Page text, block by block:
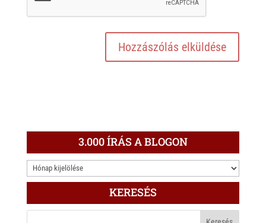
3.000 ÍRÁS A BLOGON
3.000
ÍRÁS
BLOGON
KERESÉS